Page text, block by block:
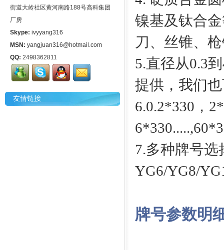
街道大岭社区黄河南路188号高科集团
厂房
Skype: ivyyang316
MSN: yangjuan316@hotmail.com
QQ: 2498362811
友情链接
镍基及钛合
刀、丝锥、
5.直径从0.3
提供，我们
6.0.2*330，
7.多种牌号选
YG6/YG8/
牌号参数明